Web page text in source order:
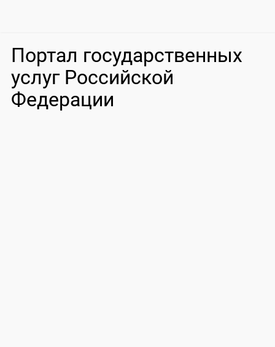
Портал государственных
услуг Российской
Федерации